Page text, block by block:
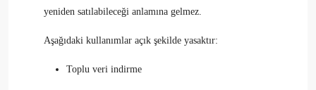
yeniden satılabileceği anlamına gelmez.
Aşağıdaki kullanımlar açık şekilde yasaktır:
Toplu veri indirme